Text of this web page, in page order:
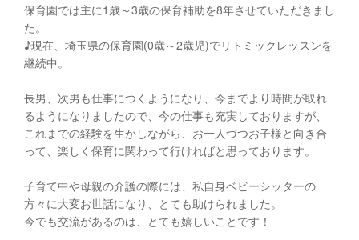
保育園では主に1歳～3歳の保育補助を8年させていただきまし
た。
♪現在、埼玉県の保育園(0歳～2歳児)でリトミックレッスンを
継続中。
長男、次男も仕事につくようになり、今までより時間が取れ
るようになりましたので、今の仕事も充実しておりますが、
これまでの経験を生かしながら、お一人づつお子様と向き合
って、楽しく保育に関わって行ければと思っております。
子育て中や母親の介護の際には、私自身ベビーシッターの
方々に大変お世話になり、とても助けられました。
今でも交流があるのは、とても嬉しいことです！